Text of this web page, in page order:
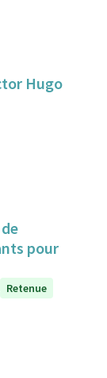
Hugo
pour
Retenue